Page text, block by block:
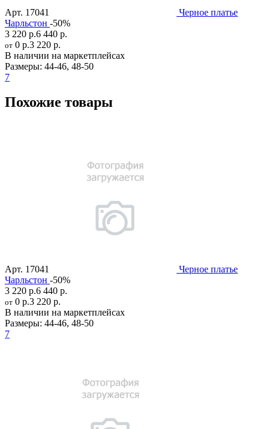
Арт. 17041
Черное платье
Чарльстон -50%
3 220 р.6 440 р.
от 0 р.3 220 р.
В наличии на маркетплейсах
Размеры: 44-46, 48-50
7
Похожие товары
Арт. 17041
Черное платье
Чарльстон -50%
3 220 р.6 440 р.
от 0 р.3 220 р.
В наличии на маркетплейсах
Размеры: 44-46, 48-50
7